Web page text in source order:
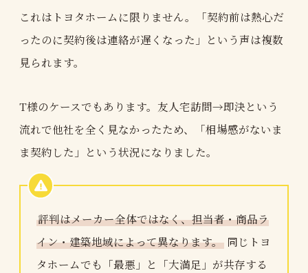
これはトヨタホームに限りません。「契約前は熱心だ
ったのに契約後は連絡が遅くなった」という声は複数
見られます。
T様のケースでもあります。友人宅訪問→即決という
流れで他社を全く見なかったため、「相場感がないま
ま契約した」という状況になりました。
評判はメーカー全体ではなく、担当者・商品ラ
イン・建築地域によって異なります。 同じトヨ
タホームでも「最悪」と「大満足」が共存する